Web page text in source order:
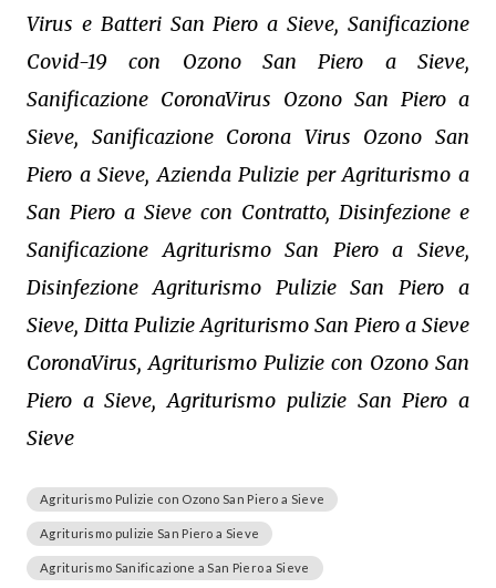
Virus e Batteri San Piero a Sieve, Sanificazione
Covid-19 con Ozono San Piero a Sieve,
Sanificazione CoronaVirus Ozono San Piero a
Sieve, Sanificazione Corona Virus Ozono San
Piero a Sieve, Azienda Pulizie per Agriturismo a
San Piero a Sieve con Contratto, Disinfezione e
Sanificazione Agriturismo San Piero a Sieve,
Disinfezione Agriturismo Pulizie San Piero a
Sieve, Ditta Pulizie Agriturismo San Piero a Sieve
CoronaVirus, Agriturismo Pulizie con Ozono San
Piero a Sieve, Agriturismo pulizie San Piero a
Sieve
Agriturismo Pulizie con Ozono San Piero a Sieve
Agriturismo pulizie San Piero a Sieve
Agriturismo Sanificazione a San Piero a Sieve